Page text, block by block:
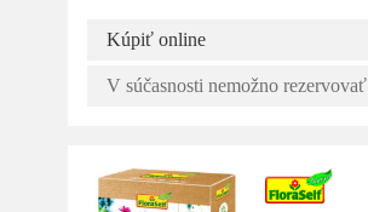
Kúpiť online
V súčasnosti nemožno rezervovať